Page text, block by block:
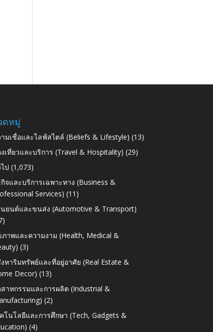
ดหมู่
มเชื่อและไลฟ์สไตล์ (Beliefs & Lifestyle) (13)
เที่ยวและบริการ (Travel & Hospitality) (29)
ป (1,073)
จและบริการเฉพาะทาง (Business &
Services) (11)
ยนต์และขนส่ง (Automotive & Transport)
าพและความงาม (Health, Medical &
(3)
หาริมทรัพย์และที่อยู่อาศัย (Real Estate &
Decor) (13)
าหกรรมและการผลิต (Industrial &
(2)
โนโลยีและการศึกษา (Tech, Gadgets &
(4)